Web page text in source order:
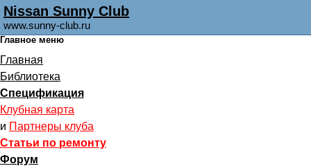
Nissan Sunny Club
www.sunny-club.ru
Главное меню
Главная
Библиотека
Спецификация
Клубная карта
и Партнеры клуба
Статьи по ремонту
Форум